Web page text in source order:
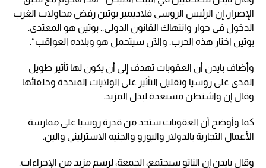
الإصرار، إن الرئيس الروسي فلاديمير بوتين رفض محاولات الغرب
الدخول في حوار وانتهاك القانون الدولي.. بوتين هو المعتدي.
بوتين اختار هذه الحرب. والآن سيتحمل هو وبلاده العواقب”.
وأضاف بايدن أن العقوبات تهدف إلى أن يكون لها تأثير طويل
المدى على روسيا وتقليل التأثير على الولايات المتحدة وحلفائها.
وقال إن واشنطن مستعدة لبذل المزيد.
كما وأوضح أن العقوبات ستحد من قدرة روسيا على ممارسة
الأعمال التجارية بالدولار واليورو والجنيه الاسترليني والين.
وقال بايدن إن الناتو سيجتمع، الجمعة، لرسم مزيد من الإجراءات.